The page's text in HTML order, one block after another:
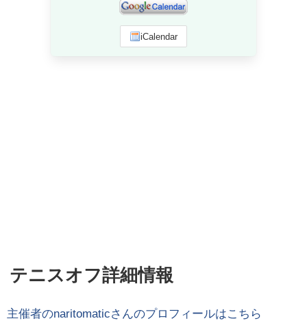
iCalendar
テニスオフ詳細情報
主催者のnaritomaticさんのプロフィールはこちら